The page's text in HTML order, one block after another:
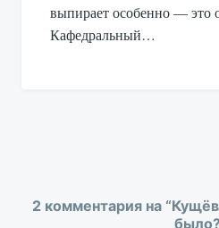
выпирает особенно — это
Кафедральный…
2 комментария на “